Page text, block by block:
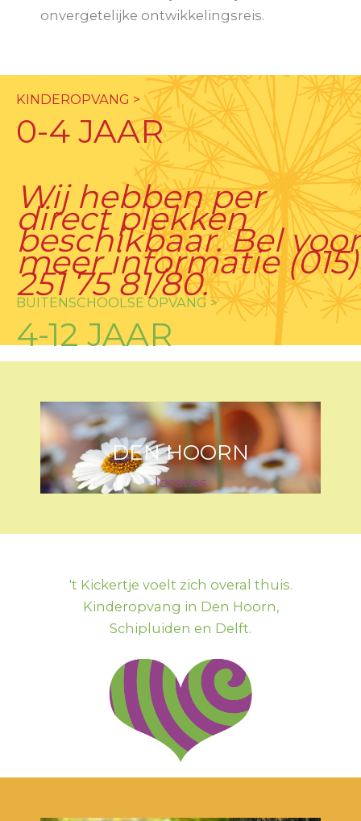
onvergetelijke ontwikkelingsreis.
KINDEROPVANG >
0-4 JAAR
Wij hebben per
direct plekken
beschikbaar. Bel voor
meer informatie (015)
251 75 81/80.
BUITENSCHOOLSE OPVANG >
4-12 JAAR
DEN HOORN
locaties
't Kickertje voelt zich overal thuis.
Kinderopvang in Den Hoorn,
Schipluiden en Delft.